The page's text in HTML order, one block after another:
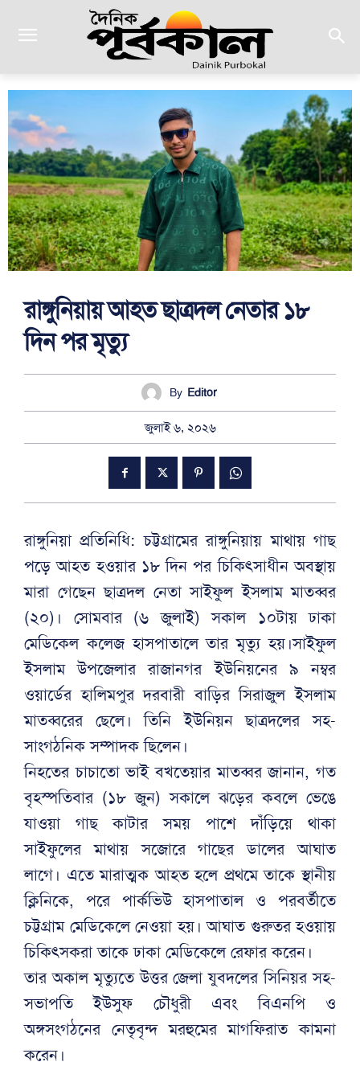
রাঙ্গুনিয়ায় আহত ছাত্রদল নেতার ১৮
দিন পর মৃত্যু
By Editor
জুলাই ৬, ২০২৬
রাঙ্গুনিয়া প্রতিনিধি: চট্টগ্রামের রাঙ্গুনিয়ায় মাথায় গাছ
পড়ে আহত হওয়ার ১৮ দিন পর চিকিৎসাধীন অবস্থায়
মারা গেছেন ছাত্রদল নেতা সাইফুল ইসলাম মাতব্বর
(২০)। সোমবার (৬ জুলাই) সকাল ১০টায় ঢাকা
মেডিকেল কলেজ হাসপাতালে তার মৃত্যু হয়।সাইফুল
ইসলাম উপজেলার রাজানগর ইউনিয়নের ৯ নম্বর
ওয়ার্ডের হালিমপুর দরবারী বাড়ির সিরাজুল ইসলাম
মাতব্বরের ছেলে। তিনি ইউনিয়ন ছাত্রদলের সহ-
সাংগঠনিক সম্পাদক ছিলেন।
নিহতের চাচাতো ভাই বখতেয়ার মাতব্বর জানান, গত
বৃহস্পতিবার (১৮ জুন) সকালে ঝড়ের কবলে ভেঙে
যাওয়া গাছ কাটার সময় পাশে দাঁড়িয়ে থাকা
সাইফুলের মাথায় সজোরে গাছের ডালের আঘাত
লাগে। এতে মারাত্মক আহত হলে প্রথমে তাকে স্থানীয়
ক্লিনিকে, পরে পার্কভিউ হাসপাতাল ও পরবর্তীতে
চট্টগ্রাম মেডিকেলে নেওয়া হয়। আঘাত গুরুতর হওয়ায়
চিকিৎসকরা তাকে ঢাকা মেডিকেলে রেফার করেন।
তার অকাল মৃত্যুতে উত্তর জেলা যুবদলের সিনিয়র সহ-
সভাপতি ইউসুফ চৌধুরী এবং বিএনপি ও
অঙ্গসংগঠনের নেতৃবৃন্দ মরহুমের মাগফিরাত কামনা
করেন।